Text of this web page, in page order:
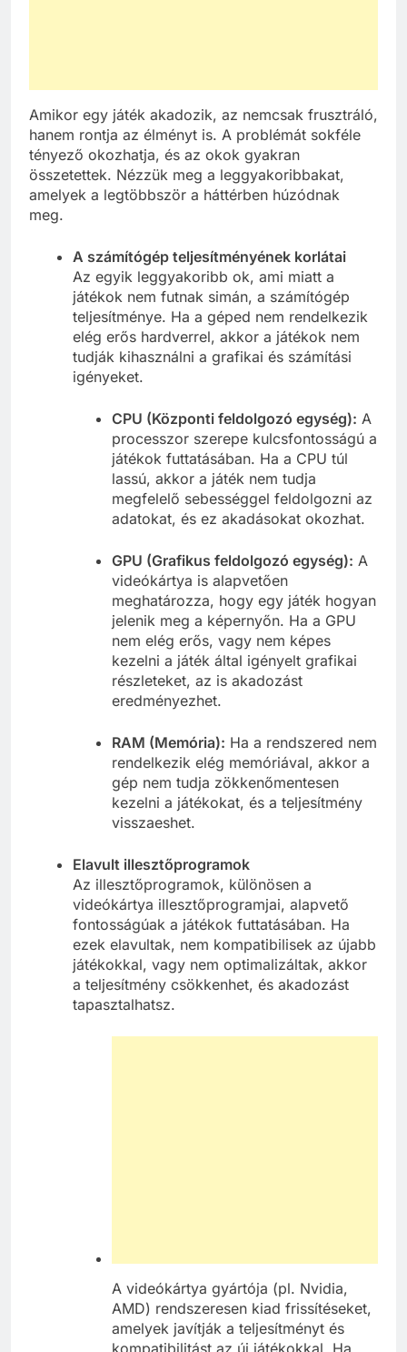
Amikor egy játék akadozik, az nemcsak frusztráló,
hanem rontja az élményt is. A problémát sokféle
tényező okozhatja, és az okok gyakran
összetettek. Nézzük meg a leggyakoribbakat,
amelyek a legtöbbször a háttérben húzódnak
meg.
A számítógép teljesítményének korlátai
Az egyik leggyakoribb ok, ami miatt a
játékok nem futnak simán, a számítógép
teljesítménye. Ha a géped nem rendelkezik
elég erős hardverrel, akkor a játékok nem
tudják kihasználni a grafikai és számítási
igényeket.
CPU (Központi feldolgozó egység): A
processzor szerepe kulcsfontosságú a
játékok futtatásában. Ha a CPU túl
lassú, akkor a játék nem tudja
megfelelő sebességgel feldolgozni az
adatokat, és ez akadásokat okozhat.
GPU (Grafikus feldolgozó egység): A
videókártya is alapvetően
meghatározza, hogy egy játék hogyan
jelenik meg a képernyőn. Ha a GPU
nem elég erős, vagy nem képes
kezelni a játék által igényelt grafikai
részleteket, az is akadozást
eredményezhet.
RAM (Memória): Ha a rendszered nem
rendelkezik elég memóriával, akkor a
gép nem tudja zökkenőmentesen
kezelni a játékokat, és a teljesítmény
visszaeshet.
Elavult illesztőprogramok
Az illesztőprogramok, különösen a
videókártya illesztőprogramjai, alapvető
fontosságúak a játékok futtatásában. Ha
ezek elavultak, nem kompatibilisek az újabb
játékokkal, vagy nem optimalizáltak, akkor
a teljesítmény csökkenhet, és akadozást
tapasztalhatsz.
A videókártya gyártója (pl. Nvidia,
AMD) rendszeresen kiad frissítéseket,
amelyek javítják a teljesítményt és
kompatibilitást az új játékokkal. Ha